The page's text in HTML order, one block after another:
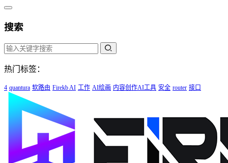
搜索
热门标签：
4 quantura 软路由 Firekb AI 工作 AI绘画 内容创作AI工具 安全 router 接口